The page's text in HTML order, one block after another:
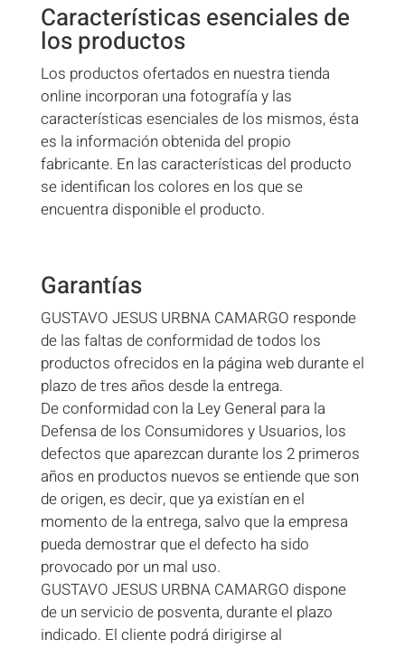
Características esenciales de
los productos
Los productos ofertados en nuestra tienda
online incorporan una fotografía y las
características esenciales de los mismos, ésta
es la información obtenida del propio
fabricante. En las características del producto
se identifican los colores en los que se
encuentra disponible el producto.
Garantías
GUSTAVO JESUS URBNA CAMARGO responde
de las faltas de conformidad de todos los
productos ofrecidos en la página web durante el
plazo de tres años desde la entrega.
De conformidad con la Ley General para la
Defensa de los Consumidores y Usuarios, los
defectos que aparezcan durante los 2 primeros
años en productos nuevos se entiende que son
de origen, es decir, que ya existían en el
momento de la entrega, salvo que la empresa
pueda demostrar que el defecto ha sido
provocado por un mal uso.
GUSTAVO JESUS URBNA CAMARGO dispone
de un servicio de posventa, durante el plazo
indicado. El cliente podrá dirigirse al